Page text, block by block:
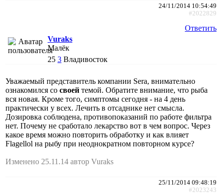
24/11/2014 10:54:49
#2022829
Ответить
Vuraks
Малёк
25 3 Владивосток
Уважаемый представитель компании Sera, внимательно
ознакомился со своей темой. Обратите внимание, что рыба
вся новая. Кроме того, симптомы сегодня - на 4 день
практически у всех. Лечить в отсаднике нет смысла.
Дозировка соблюдена, противопоказаний по работе фильтра
нет. Почему не сработало лекарство вот в чем вопрос. Через
какое время можно повторить обработку и как влияет
Flagellol на рыбу при неоднократном повторном курсе?
Изменено 25.11.14 автор Vuraks
25/11/2014 09:48:19
#2023243